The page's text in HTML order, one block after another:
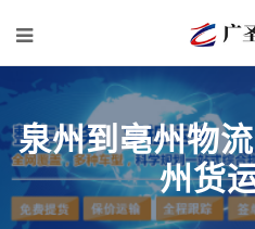
泉州到亳州物
州货